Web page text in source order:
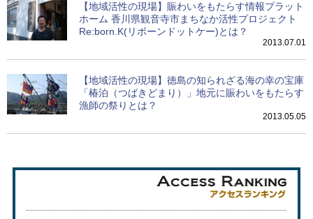
【地域活性の現場】賑わいをもたらす情報プラット
ホーム 香川県観音寺市まちなか活性プロジェクト
Re:born.K(リボーンドットケー)とは？
2013.07.01
【地域活性の現場】徳島の知られざる海の幸の宝庫
「椿泊（つばきどまり）」地元に賑わいをもたらす
漁師の祭りとは？
2013.05.05